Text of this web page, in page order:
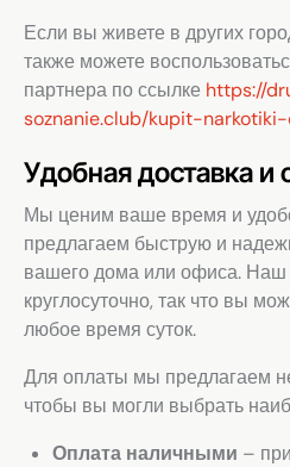
Если вы живете в других
также можете
партнера по ссылке https://
soznanie.club/kupit-narkotiki-
Удобная доставка и
Мы ценим ваше время и
предлагаем быструю и
вашего дома или офиса. Наш
круглосуточно, так что вы
любое время суток.
Для оплаты мы предлагаем
чтобы вы могли выбрать
Оплата наличными –